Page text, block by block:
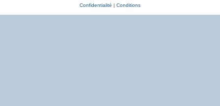
Confidentialité | Conditions